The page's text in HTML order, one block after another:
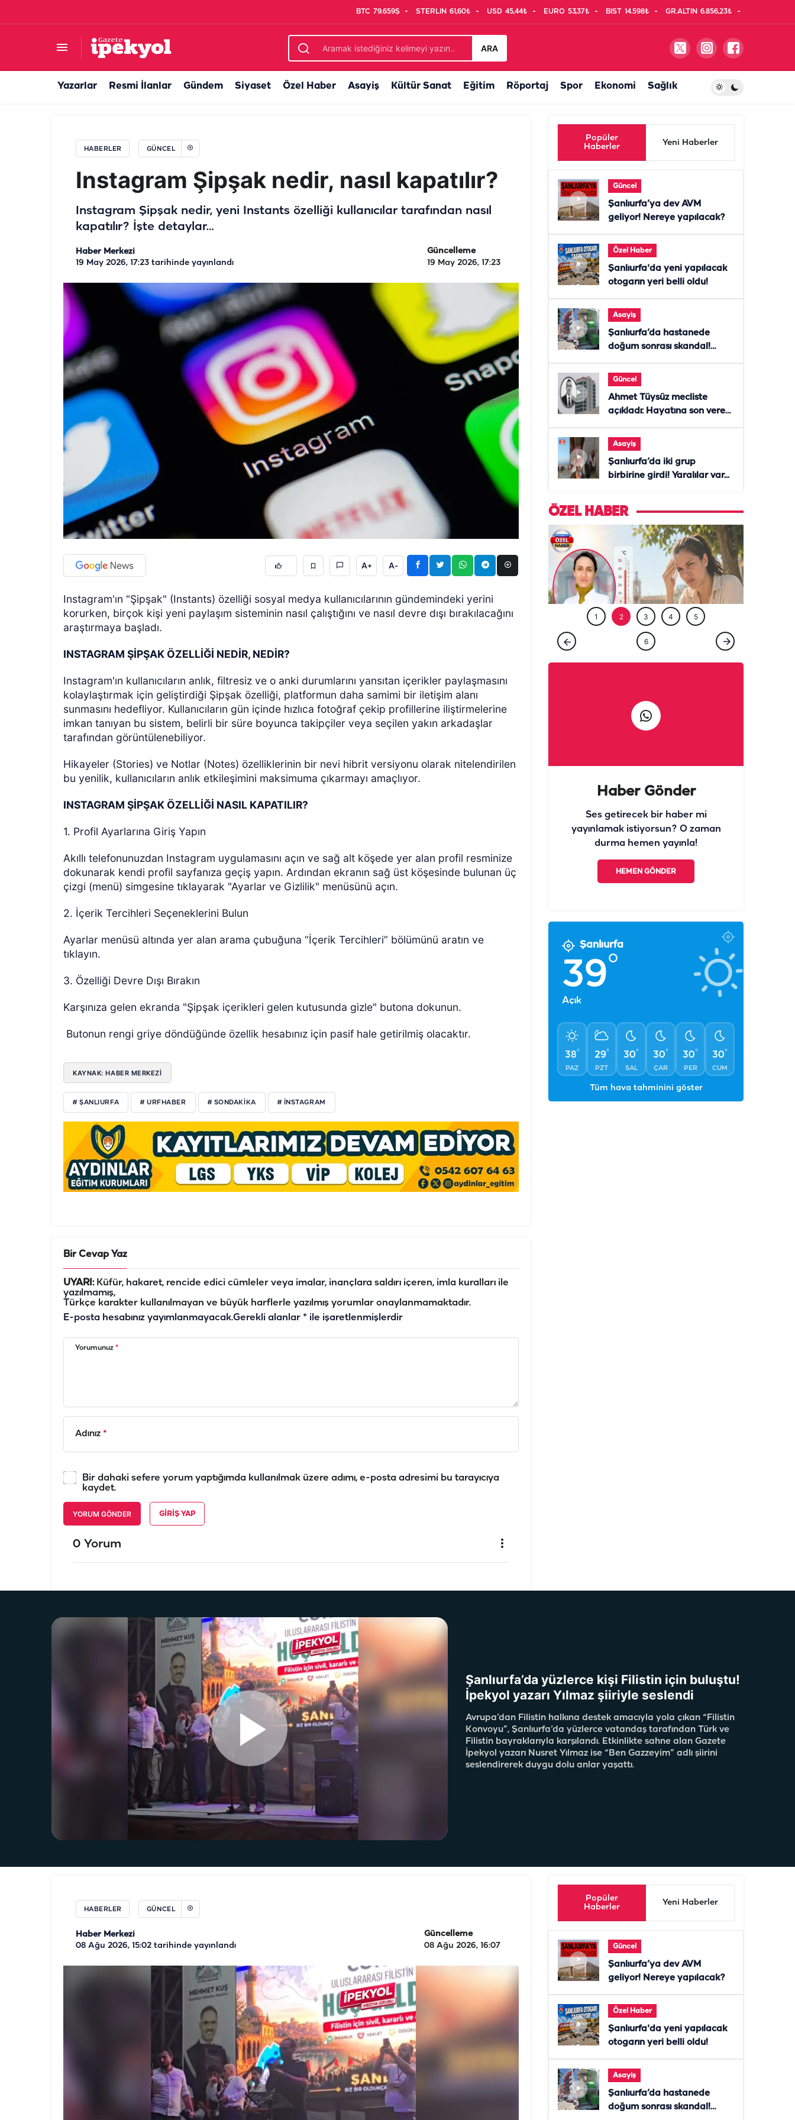
BTC 79.659$ STERLIN 61,60₺ USD 45,44₺ EURO 53,37₺ BIST 14.598₺ GR.ALTIN 6.856,23₺
ARA
Yazarlar Resmi İlanlar Gündem Siyaset Özel Haber Asayiş Kültür Sanat Eğitim Röportaj Spor Ekonomi Sağlık
HABERLER GÜNCEL
Instagram Şipşak nedir, nasıl kapatılır?
Instagram Şipşak nedir, yeni Instants özelliği kullanıcılar tarafından nasıl
kapatılır? İşte detaylar…
Haber Merkezi
19 May 2026, 17:23 tarihinde yayınlandı
Güncelleme
19 May 2026, 17:23
A+ A-
Instagram'ın "Şipşak" (Instants) özelliği sosyal medya kullanıcılarının gündemindeki yerini
korurken, birçok kişi yeni paylaşım sisteminin nasıl çalıştığını ve nasıl devre dışı bırakılacağını
araştırmaya başladı.
INSTAGRAM ŞİPŞAK ÖZELLİĞİ NEDİR, NEDİR?
Instagram'ın kullanıcıların anlık, filtresiz ve o anki durumlarını yansıtan içerikler paylaşmasını
kolaylaştırmak için geliştirdiği Şipşak özelliği, platformun daha samimi bir iletişim alanı
sunmasını hedefliyor. Kullanıcıların gün içinde hızlıca fotoğraf çekip profillerine iliştirmelerine
imkan tanıyan bu sistem, belirli bir süre boyunca takipçiler veya seçilen yakın arkadaşlar
tarafından görüntülenebiliyor.
Hikayeler (Stories) ve Notlar (Notes) özelliklerinin bir nevi hibrit versiyonu olarak nitelendirilen
bu yenilik, kullanıcıların anlık etkileşimini maksimuma çıkarmayı amaçlıyor.
INSTAGRAM ŞİPŞAK ÖZELLİĞİ NASIL KAPATILIR?
1. Profil Ayarlarına Giriş Yapın
Akıllı telefonunuzdan Instagram uygulamasını açın ve sağ alt köşede yer alan profil resminize
dokunarak kendi profil sayfanıza geçiş yapın. Ardından ekranın sağ üst köşesinde bulunan üç
çizgi (menü) simgesine tıklayarak "Ayarlar ve Gizlilik" menüsünü açın.
2. İçerik Tercihleri Seçeneklerini Bulun
Ayarlar menüsü altında yer alan arama çubuğuna “İçerik Tercihleri” bölümünü aratın ve
tıklayın.
3. Özelliği Devre Dışı Bırakın
Karşınıza gelen ekranda "Şipşak içerikleri gelen kutusunda gizle" butona dokunun.
Butonun rengi griye döndüğünde özellik hesabınız için pasif hale getirilmiş olacaktır.
KAYNAK: HABER MERKEZI
# ŞANLIURFA # URFHABER # SONDAKIKA # INSTAGRAM
Bir Cevap Yaz
UYARI:Küfür, hakaret, rencide edici cümleler veya imalar, inançlara saldırı içeren, imla kuralları ile
yazılmamış,
Türkçe karakter kullanılmayan ve büyük harflerle yazılmış yorumlar onaylanmamaktadır.
E-posta hesabınız yayımlanmayacak.Gerekli alanlar * ile işaretlenmişlerdir
Yorumunuz *
Adınız *
Bir dahaki sefere yorum yaptığımda kullanılmak üzere adımı, e-posta adresimi bu tarayıcıya
kaydet.
YORUM GÖNDER GIRIŞ YAP
0 Yorum
Popüler
Haberler
Yeni Haberler
Güncel
Şanlıurfa’ya dev AVM
geliyor! Nereye yapılacak?
Özel Haber
Şanlıurfa'da yeni yapılacak
otogarın yeri belli oldu!
Asayiş
Şanlıurfa’da hastanede
doğum sonrası skandal!
Güncel
Ahmet Tüysüz mecliste
açıkladı: Hayatına son veren
ölmezdim" notunu bıraktı
Asayiş
Şanlıurfa’da iki grup
birbirine girdi! Yaralılar var...
ÖZEL HABER
ÖZEL HABER
Şanlıurfa'da neden herkes bu kadar
1 2 3 4 5
6
Haber Gönder
Ses getirecek bir haber mi
yayınlamak istiyorsun? O zaman
durma hemen yayınla!
HEMEN GÖNDER
Şanlıurfa
39°
Açık
38°
PAZ
29°
PZT
30°
SAL
30°
ÇAR
30°
PER
30°
CUM
Tüm hava tahminini göster
Şanlıurfa’da yüzlerce kişi Filistin için buluştu!
İpekyol yazarı Yılmaz şiiriyle seslendi
Avrupa’dan Filistin halkına destek amacıyla yola çıkan “Filistin
Konvoyu”, Şanlıurfa’da yüzlerce vatandaş tarafından Türk ve
Filistin bayraklarıyla karşılandı. Etkinlikte sahne alan Gazete
İpekyol yazarı Nusret Yılmaz ise “Ben Gazzeyim” adlı şiirini
seslendirerek duygu dolu anlar yaşattı.
HABERLER GÜNCEL
Haber Merkezi
08 Ağu 2026, 15:02 tarihinde yayınlandı
Güncelleme
08 Ağu 2026, 16:07
Şanlıurfa’da yüzlerce kişi Filistin için buluştu! İpekyol yazarı Yılmaz şiiriyle seslendi
Popüler
Haberler
Yeni Haberler
Güncel
Şanlıurfa’ya dev AVM
geliyor! Nereye yapılacak?
Özel Haber
Şanlıurfa'da yeni yapılacak
otogarın yeri belli oldu!
Asayiş
Şanlıurfa’da hastanede
doğum sonrası skandal!